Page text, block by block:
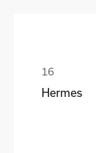
Hermes